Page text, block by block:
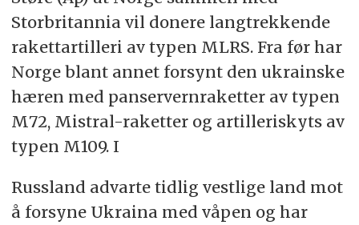
Storbritannia vil donere langtrekkende
rakettartilleri av typen MLRS. Fra før har
Norge blant annet forsynt den ukrainske
hæren med panservernraketter av typen
M72, Mistral-raketter og artilleriskyts av
typen M109. I
Russland advarte tidlig vestlige land mot
å forsyne Ukraina med våpen og har